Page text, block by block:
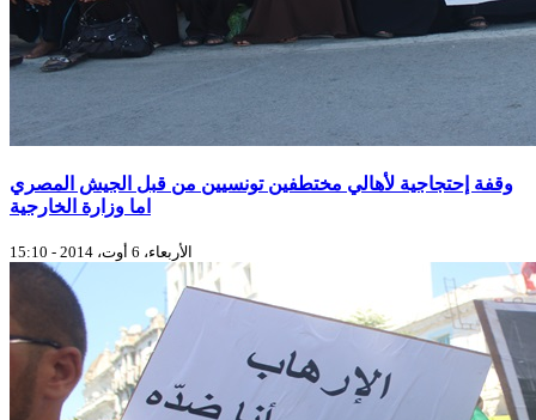
وقفة إحتجاجية لأهالي مختطفين تونسيين من قبل الجيش المصري
اما وزارة الخارجية
الأربعاء، 6 أوت، 2014 - 15:10